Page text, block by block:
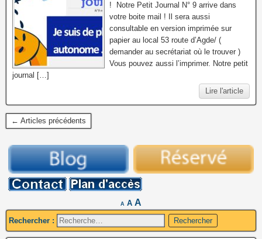
! Notre Petit Journal N° 9 arrive dans
votre boite mail ! Il sera aussi
consultable en version imprimée sur
papier au local 53 route d’Agde/ (
demander au secrétariat où le trouver )
Vous pouvez aussi l’imprimer. Notre petit
journal […]
Lire l'article
← Articles précédents
A A A
Rechercher :